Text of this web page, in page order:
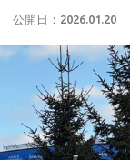
公開日： 2026.01.20